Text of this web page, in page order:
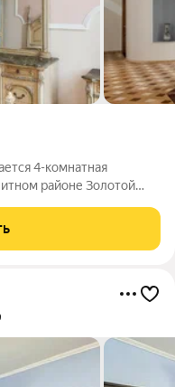
4-комнатная
районе Золотой
набережную.